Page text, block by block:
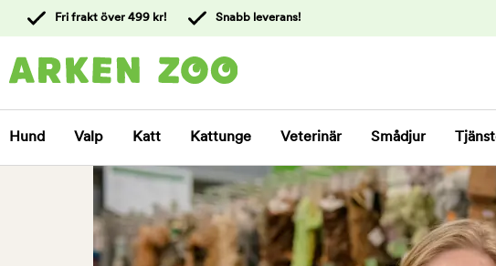
kundtjänst
Fri frakt över 499 kr! Snabb leverans!
Hund Valp Katt Kattunge Veterinär Smådjur